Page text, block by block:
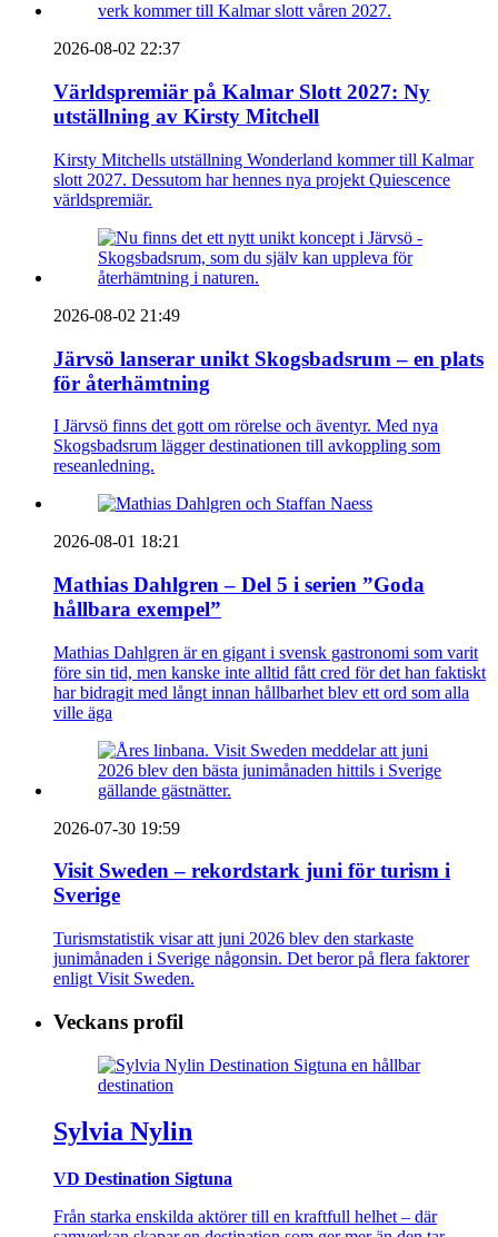
2026-08-02 22:37
Världspremiär på Kalmar Slott 2027: Ny
utställning av Kirsty Mitchell
Kirsty Mitchells utställning Wonderland kommer till Kalmar
slott 2027. Dessutom har hennes nya projekt Quiescence
världspremiär.
2026-08-02 21:49
Järvsö lanserar unikt Skogsbadsrum – en plats
för återhämtning
I Järvsö finns det gott om rörelse och äventyr. Med nya
Skogsbadsrum lägger destinationen till avkoppling som
reseanledning.
2026-08-01 18:21
Mathias Dahlgren – Del 5 i serien ”Goda
hållbara exempel”
Mathias Dahlgren är en gigant i svensk gastronomi som varit
före sin tid, men kanske inte alltid fått cred för det han faktiskt
har bidragit med långt innan hållbarhet blev ett ord som alla
ville äga
2026-07-30 19:59
Visit Sweden – rekordstark juni för turism i
Sverige
Turismstatistik visar att juni 2026 blev den starkaste
junimånaden i Sverige någonsin. Det beror på flera faktorer
enligt Visit Sweden.
Veckans profil
Sylvia Nylin
VD Destination Sigtuna
Från starka enskilda aktörer till en kraftfull helhet – där